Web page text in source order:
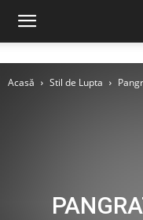
Acasă Stil de Lupta